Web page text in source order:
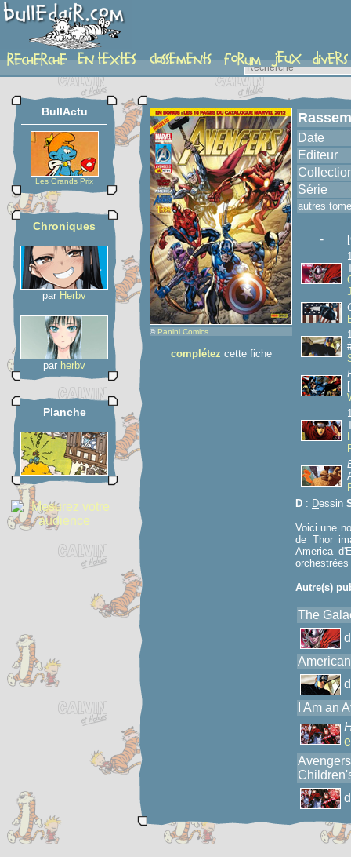
album
BullActu
Les Grands Prix
Chroniques
par Herbv
par herbv
Planche
© Panini Comics
complétez cette fiche
Date
Editeur
Série
autres
-
D : Dessin
Voici une
de Thor
America
Autre(s)
The
I Am an